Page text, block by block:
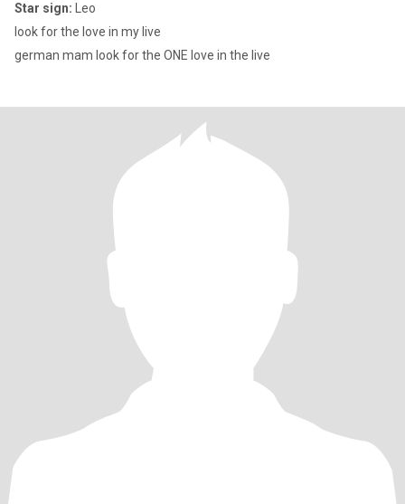
Star sign: Leo
look for the love in my live
german mam look for the ONE love in the live